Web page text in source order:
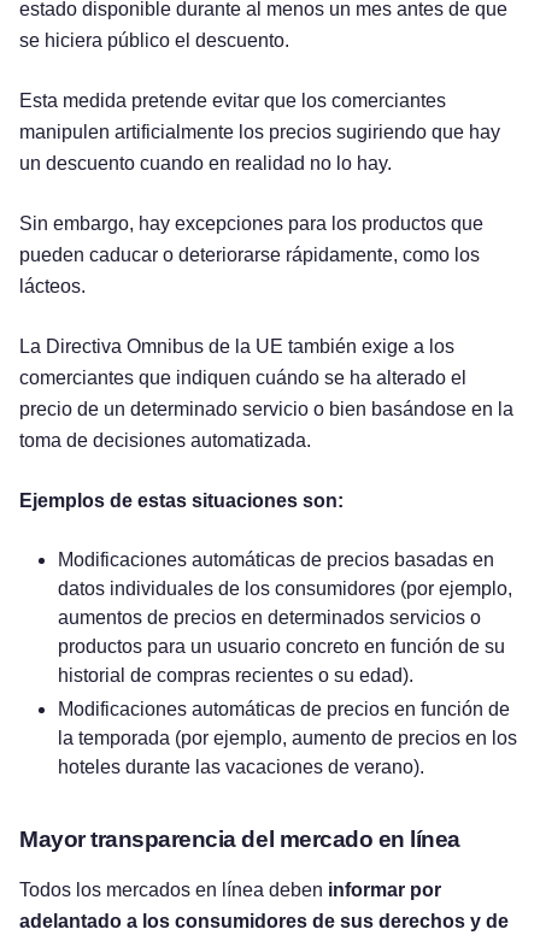
estado disponible durante al menos un mes antes de que
se hiciera público el descuento.
Esta medida pretende evitar que los comerciantes
manipulen artificialmente los precios sugiriendo que hay
un descuento cuando en realidad no lo hay.
Sin embargo, hay excepciones para los productos que
pueden caducar o deteriorarse rápidamente, como los
lácteos.
La Directiva Omnibus de la UE también exige a los
comerciantes que indiquen cuándo se ha alterado el
precio de un determinado servicio o bien basándose en la
toma de decisiones automatizada.
Ejemplos de estas situaciones son:
Modificaciones automáticas de precios basadas en
datos individuales de los consumidores (por ejemplo,
aumentos de precios en determinados servicios o
productos para un usuario concreto en función de su
historial de compras recientes o su edad).
Modificaciones automáticas de precios en función de
la temporada (por ejemplo, aumento de precios en los
hoteles durante las vacaciones de verano).
Mayor transparencia del mercado en línea
Todos los mercados en línea deben informar por
adelantado a los consumidores de sus derechos y de